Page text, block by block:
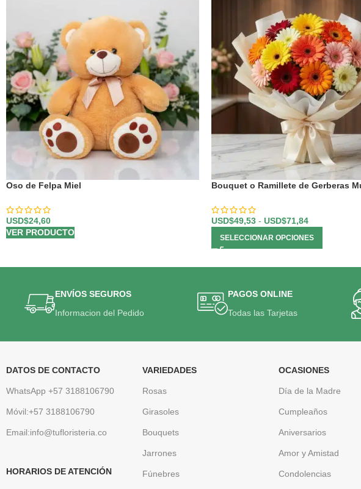
Oso de Felpa Miel
USD$24,60
VER PRODUCTO
Bouquet o Ramillete de Gerberas
USD$49,53 - USD$71,84
SELECCIONAR OPCIONES
ENVÍOS SEGUROS
Informacion del Pedido
PAGOS ONLINE
Todas las Tarjetas
DATOS DE CONTACTO
WhatsApp +57 3188106790
Móvil:+57 3188106790
Email:info@tufloristeria.co
HORARIOS DE ATENCIÓN
VARIEDADES
Rosas
Girasoles
Bouquets
Jarrones
Fúnebres
OCASIONES
Día de la Madre
Cumpleaños
Aniversarios
Amor y Amistad
Condolencias